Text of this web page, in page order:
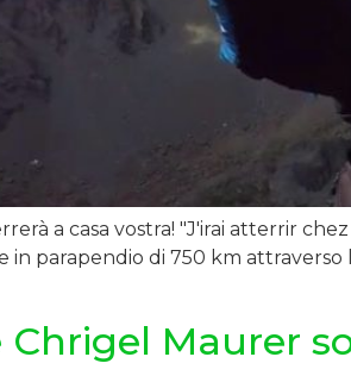
a casa vostra! "J'irai atterrir
in parapendio di 750 km attraverso
Chrigel Maurer